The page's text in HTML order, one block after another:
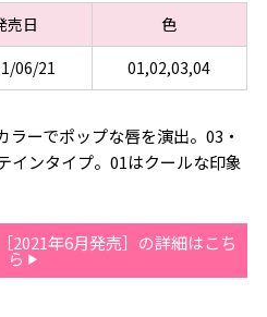
売日
色
06/21 01,02,03,04
ーでポップな唇を演出。03・
インタイプ。01はクールな印象
2021年6月発売］の詳細はこち
ら